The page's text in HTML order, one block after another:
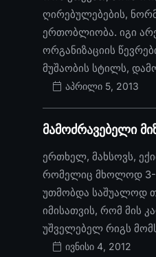
ღირებულებების,
ერთობლიობა. იგი
ორგანიზაციის
მუშაობის სტილს,
აპრილი 5, 2013
მამოძრავებელი
ერთხელ, მახსოვს,
რომელიც მხოლოდ 3-
უთმობდა საშუალოდ
იმისათვის, რომ მის
უშველებელ რიგს
ივნისი 4, 2012